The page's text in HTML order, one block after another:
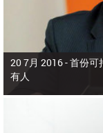
20 7月 2016 -首份可
有人